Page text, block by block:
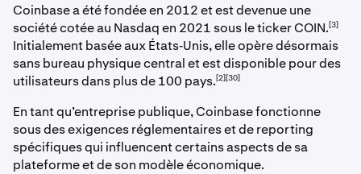
Coinbase a été fondée en 2012 et est devenue une
société cotée au Nasdaq en 2021 sous le ticker COIN.[3]
Initialement basée aux États‑Unis, elle opère désormais
sans bureau physique central et est disponible pour des
utilisateurs dans plus de 100 pays.[2][30]
En tant qu’entreprise publique, Coinbase fonctionne
sous des exigences réglementaires et de reporting
spécifiques qui influencent certains aspects de sa
plateforme et de son modèle économique.